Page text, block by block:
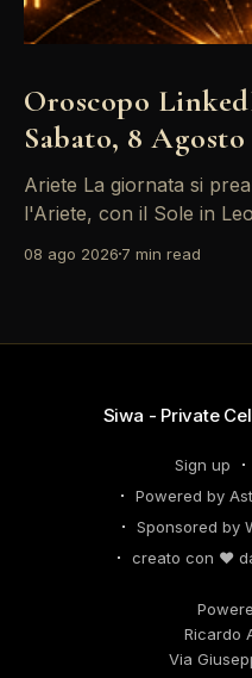
Oroscopo
Sabato, 8 Agosto
Ariete La giornata si preannuncia scoppiettante per
l'Ariete, con il Sole in
d'oro per postare un
08 ago 2026 7 min read
Siwa - Private
Sign up
Powered by
Sponsored by
creato con ❤️
Ricardo
Via